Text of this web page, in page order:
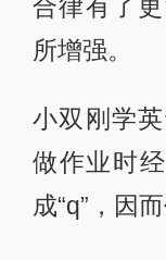
合律有了
所增强。
小双刚学
做作业时经
成“q”，因